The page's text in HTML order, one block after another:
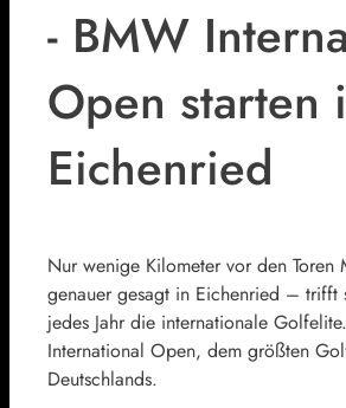
- BMW
Open starten
Eichenried
Nur wenige Kilometer vor den Toren
genauer gesagt in Eichenried – trifft
jedes Jahr die internationale
International Open, dem größten
Deutschlands.